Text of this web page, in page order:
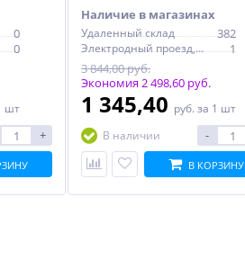
0
0
шт
+
Наличие в магазинах
Удаленный склад 382
Электродный проезд, 6с1
1
3 844,00 руб.
Экономия 2 498,60 руб.
1 345,40 руб. за 1 шт
В наличии
-
В КОРЗИНУ